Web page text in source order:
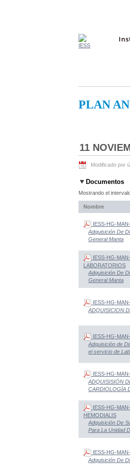
PLAN
11
Modificado por
Documentos
Mostrando el
Nombre
IESS-HG-
Adquisición De
General Manta
IESS-HG-
LABORATORIOS
Adquisición De
General Manta
IESS-HG-
ADQUISICION
IESS-HG-
Adquisición de
el servicio de
IESS-HG-
ADQUISISIÓN
CARDIOLOGÍA
IESS-HG-
HEMODIALIS
Adquisición De
Para La Unidad
IESS-HG-
Adquisición De